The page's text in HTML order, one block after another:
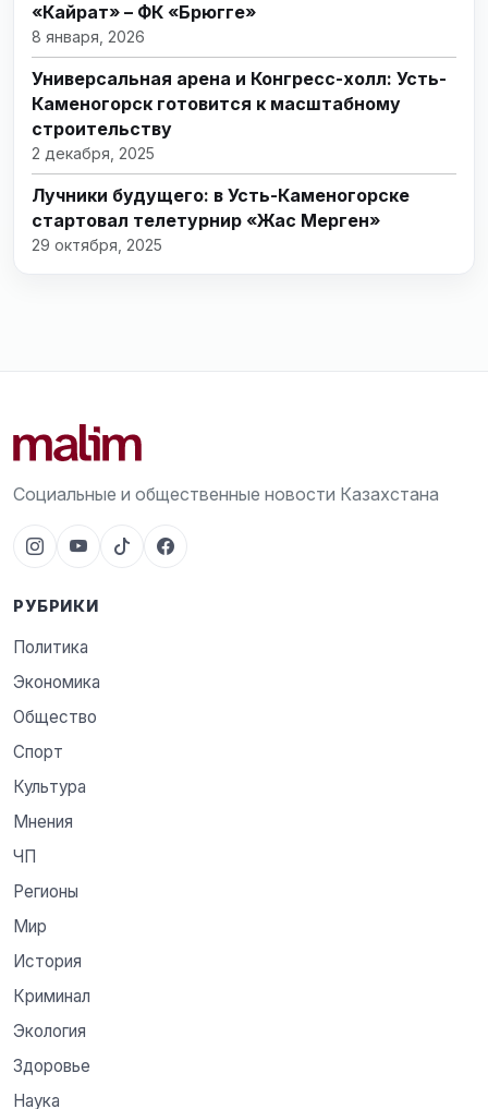
«Кайрат» – ФК «Брюгге»
8 января, 2026
Универсальная арена и Конгресс-холл: Усть-
Каменогорск готовится к масштабному
строительству
2 декабря, 2025
Лучники будущего: в Усть-Каменогорске
стартовал телетурнир «Жас Мерген»
29 октября, 2025
Социальные и общественные новости Казахстана
РУБРИКИ
Политика
Экономика
Общество
Спорт
Культура
Мнения
ЧП
Регионы
Мир
История
Криминал
Экология
Здоровье
Наука